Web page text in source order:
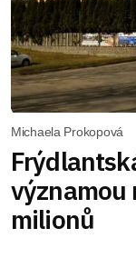
Michaela Prokopová
významou
milionů